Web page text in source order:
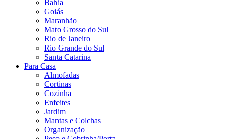
Bahia
Goiás
Maranhão
Mato Grosso do Sul
Rio de Janeiro
Rio Grande do Sul
Santa Catarina
Para Casa
Almofadas
Cortinas
Cozinha
Enfeites
Jardim
Mantas e Colchas
Organização